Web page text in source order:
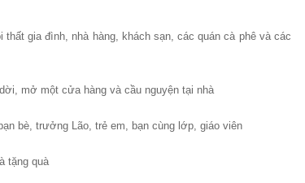
gia đình, nhà hàng, khách sạn, các quán cà phê và các
mở một cửa hàng và cầu nguyện tại nhà
bè, trưởng Lão, trẻ em, bạn cùng lớp, giáo viên
tặng quà